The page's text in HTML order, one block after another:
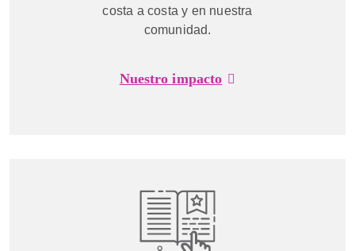
costa a costa y en nuestra
comunidad.
Nuestro impacto